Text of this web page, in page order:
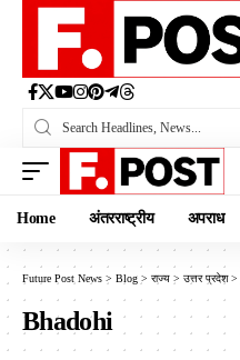
Home अंतरराष्ट्रीय अपराध
Future Post News > Blog > राज्य > उत्तर प्रदेश>
Bhadohi